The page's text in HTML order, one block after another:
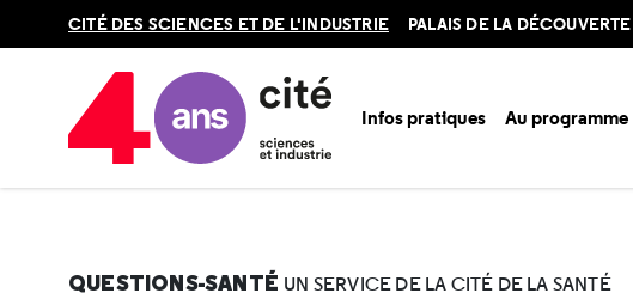
en
CITÉ DES SCIENCES ET DE L'INDUSTRIE PALAIS DE LA DÉCOUVERTE
Infos pratiques Au programme
Accueil Au programme
QUESTIONS-SANTÉ UN SERVICE DE LA CITÉ DE LA SANTÉ